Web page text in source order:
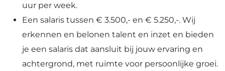
uur per week.
Een salaris tussen € 3.500,- en € 5.250,-. Wij
erkennen en belonen talent en inzet en bieden
je een salaris dat aansluit bij jouw ervaring en
achtergrond, met ruimte voor persoonlijke groei.